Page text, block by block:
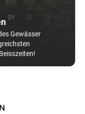
Gewässer